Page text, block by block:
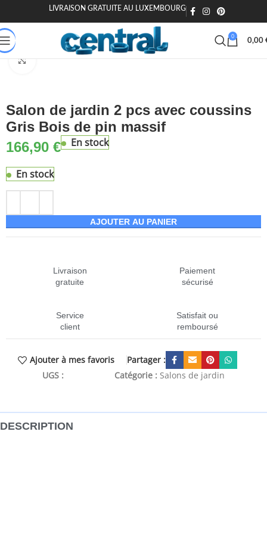
LIVRAISON GRATUITE AU LUXEMBOURG
0
0,00
& Jardin Jardin & extérieur Mobilier de jardin Salons de jardin
Salon de jardin 2 pcs avec coussins
Gris Bois de pin massif
166,90 € En stock
En stock
AJOUTER AU PANIER
Livraison
gratuite
Paiement
sécurisé
Service
client
Satisfait ou
remboursé
Ajouter à mes favoris
Partager :
UGS :
Catégorie : Salons de jardin
DESCRIPTION
🎁 20€ offerts dès 200€ - Code : MOIEN20🏷️ 15€ dès 120€ -